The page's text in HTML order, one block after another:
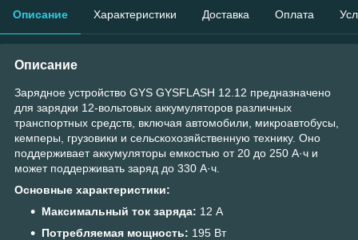
Описание Характеристики Доставка Оплата
Описание
Зарядное устройство GYS GYSFLASH 12.12 предназначено
для зарядки 12-вольтовых аккумуляторов различных
транспортных средств, включая автомобили, микроавтобусы,
кемперы, грузовики и сельскохозяйственную технику. Оно
поддерживает аккумуляторы емкостью от 20 до 250 А·ч и
может поддерживать заряд до 330 А·ч.
Основные характеристики:
Максимальный ток заряда: 12 А
Потребляемая мощность: 195 Вт